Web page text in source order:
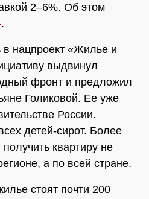
2–6%. Об этом
.
в нацпроект «Жилье и
выдвинул
фронт и предложил
Голиковой. Ее уже
России.
детей-сирот. Более
получить квартиру не
а по всей стране.
стоят почти 200